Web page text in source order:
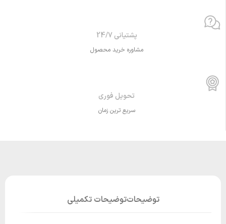
پشتیانی 24/7
مشاوره خرید محصول
تحویل فوری
سریع ترین زمان
توضیحاتتوضیحات تکمیلی